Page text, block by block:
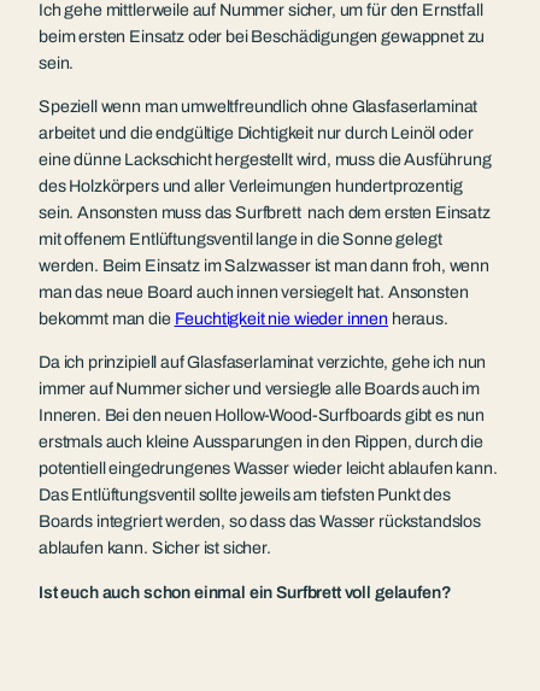
Ich gehe mittlerweile auf Nummer sicher, um für den Ernstfall
beim ersten Einsatz oder bei Beschädigungen gewappnet zu
sein.
Speziell wenn man umweltfreundlich ohne Glasfaserlaminat
arbeitet und die endgültige Dichtigkeit nur durch Leinöl oder
eine dünne Lackschicht hergestellt wird, muss die Ausführung
des Holzkörpers und aller Verleimungen hundertprozentig
sein. Ansonsten muss das Surfbrett nach dem ersten Einsatz
mit offenem Entlüftungsventil lange in die Sonne gelegt
werden. Beim Einsatz im Salzwasser ist man dann froh, wenn
man das neue Board auch innen versiegelt hat. Ansonsten
bekommt man die Feuchtigkeit nie wieder innen heraus.
Da ich prinzipiell auf Glasfaserlaminat verzichte, gehe ich nun
immer auf Nummer sicher und versiegle alle Boards auch im
Inneren. Bei den neuen Hollow-Wood-Surfboards gibt es nun
erstmals auch kleine Aussparungen in den Rippen, durch die
potentiell eingedrungenes Wasser wieder leicht ablaufen kann.
Das Entlüftungsventil sollte jeweils am tiefsten Punkt des
Boards integriert werden, so dass das Wasser rückstandslos
ablaufen kann. Sicher ist sicher.
Ist euch auch schon einmal ein Surfbrett voll gelaufen?